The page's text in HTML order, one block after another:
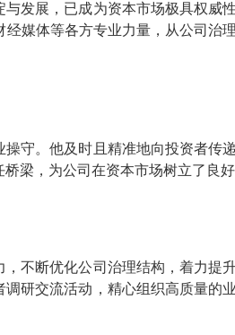
发展，已成为资本市场极具权
媒体等各方专业力量，从公司治
守。他及时且精准地向投资者
梁，为公司在资本市场树立了良
不断优化公司治理结构，着力
研交流活动，精心组织高质量